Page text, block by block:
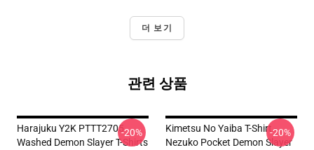
더 보기
관련 상품
Harajuku Y2K PTTT2705
Washed Demon Slayer T-Shirts
-20%
Kimetsu No Yaiba T-Shirt -
Nezuko Pocket Demon Slayer
-20%